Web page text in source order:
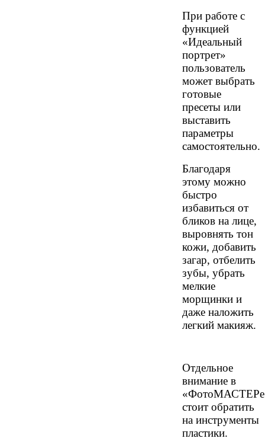
При работе с
функцией
«Идеальный
портрет»
пользователь
может выбрать
готовые
пресеты или
выставить
параметры
самостоятельно.
Благодаря
этому можно
быстро
избавиться от
бликов на лице,
выровнять тон
кожи, добавить
загар, отбелить
зубы, убрать
мелкие
морщинки и
даже наложить
легкий макияж.
Отдельное
внимание в
стоит обратить
на инструменты
пластики.